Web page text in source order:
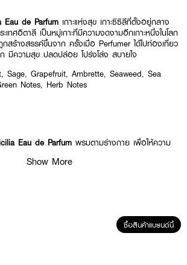
Eau de Parfum เกาะแห่งสุข เกาะซิซิลีที่ตั้งอยู่กลาง
ระเทศอิตาลี เป็นหมู่เกาะที่มีความงดงามอีกเกาะหนึ่งในโลก
สร้างสรรค์ขึ้นจาก ครั้งเมื่อ Perfumer ได้ไปท่องเที่ยว
ก มีความสุข ปลดปล่อย โปร่งโล่ง สบายใจ
Sage, Grapefruit, Ambrette, Seaweed, Sea
Notes, Herb Notes
Eau de Parfum พรมตามร่างกาย เพื่อให้ความ
Show More
ซื้อสินค้าแบรนด์นี้